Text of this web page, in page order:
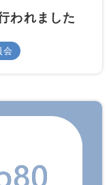
われました
会